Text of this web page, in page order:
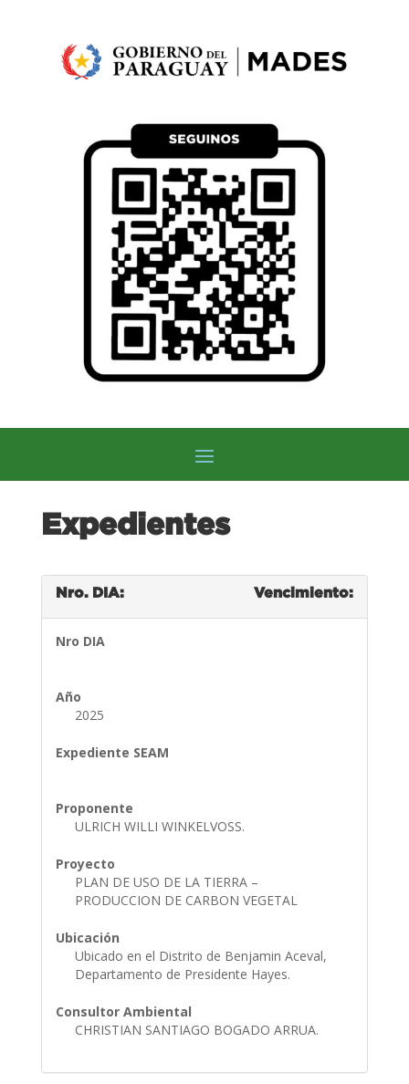
Expedientes
Nro. DIA: Vencimiento:
Nro DIA
Año
2025
Expediente SEAM
Proponente
ULRICH WILLI WINKELVOSS.
Proyecto
PLAN DE USO DE LA TIERRA –
PRODUCCION DE CARBON VEGETAL
Ubicación
Ubicado en el Distrito de Benjamin Aceval,
Departamento de Presidente Hayes.
Consultor Ambiental
CHRISTIAN SANTIAGO BOGADO ARRUA.